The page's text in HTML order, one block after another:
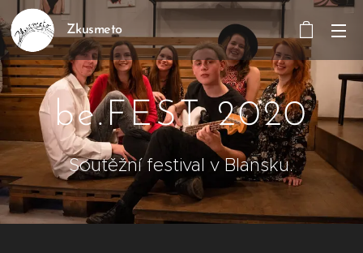
Zkusmeto
be.FEST 2020
Soutěžní festival v Blansku.